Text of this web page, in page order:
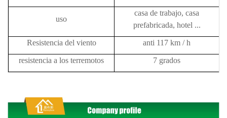
uso
casa de trabajo, casa
prefabricada, hotel ...
Resistencia del viento anti 117 km / h
resistencia a los terremotos 7 grados